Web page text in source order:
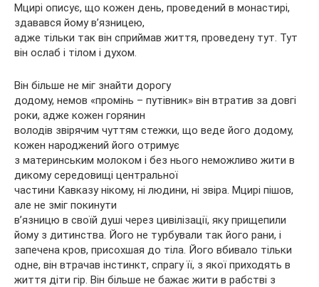
Мцирі описує, що кожен день, проведений в монастирі,
здавався йому в’язницею,
адже тільки так він сприймав життя, проведену тут. Тут
він ослаб і тілом і духом.
Він більше не міг знайти дорогу
додому, немов «промінь – путівник» він втратив за довгі
роки, адже кожен горянин
володів звірячим чуттям стежки, що веде його додому,
кожен народжений його отримує
з материнським молоком і без нього неможливо жити в
дикому середовищі центральної
частини Кавказу нікому, ні людини, ні звіра. Мцирі пішов,
але не зміг покинути
в’язницю в своїй душі через цивілізації, яку прищепили
йому з дитинства. Його не турбували так його рани, і
запечена кров, присохшая до тіла. Його вбивало тільки
одне, він втрачав інстинкт, спрагу її, з якої приходять в
життя діти гір. Він більше не бажає жити в рабстві з